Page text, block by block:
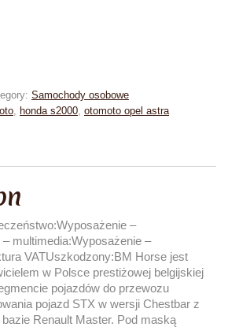
Samochody osobowe
honda s2000 otomoto opel astra
–
multimedia:Wyposażenie –
VATUszkodzony:BM Horse jest
w Polsce prestiżowej belgijskiej
pojazdów do przewozu
pojazd STX w wersji Chestbar z
Renault Master. Pod maską